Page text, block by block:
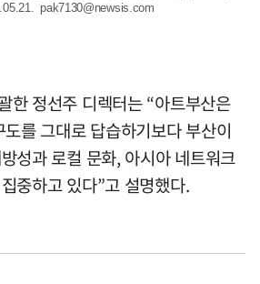
pak7130@newsis.com
한 정선주 디렉터는 “아트부산은
를 그대로 답습하기보다 부산이
성과 로컬 문화, 아시아 네트워크
중하고 있다”고 설명했다.